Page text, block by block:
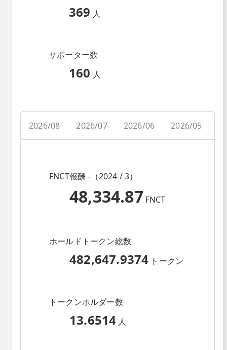
369 人
サポーター数
160 人
2026/08 2026/07 2026/06 2026/05
FNCT報酬 -（2024 / 3）
48,334.87 FNCT
ホールドトークン総数
482,647.9374 トークン
トークンホルダー数
13.6514 人